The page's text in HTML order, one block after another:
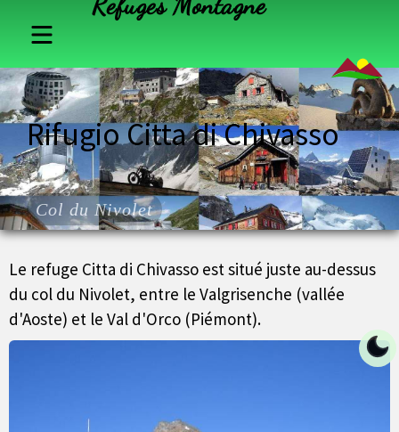
France
Suisse
Italie
Autriche
Rifugio Citta di Chivasso
Col du Nivolet
Le refuge Citta di Chivasso est situé juste au-dessus
du col du Nivolet, entre le Valgrisenche (vallée
d'Aoste) et le Val d'Orco (Piémont).